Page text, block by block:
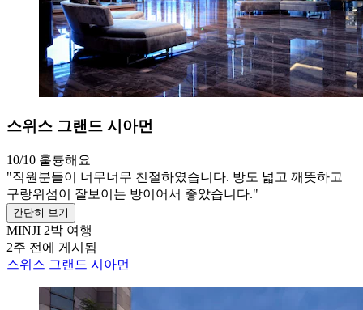
스위스 그랜드 시아먼
10/10 훌륭해요
"직원분들이 너무너무 친절하였습니다. 방도 넓고 깨뜻하고
구랑위섬이 잘보이는 방이어서 좋았습니다."
간단히 보기
MINJI 2박 여행
2주 전에 게시됨
스위스 그랜드 시아먼